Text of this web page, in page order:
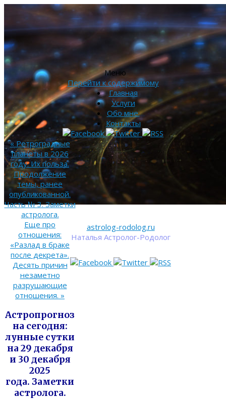
astrolog-rodolog.ru
Наталья Астролог-Родолог
Меню
Перейти к содержимому
Главная
Услуги
Обо мне.
Контакты
«Ретроградные
планеты в 2026
году. Их польза.
Продолжение
темы, ранее
опубликованной.
Часть № 3. Заметки
астролога.
Еще про
отношения:
«Разлад в браке
после декрета».
Десять причин
незаметно
разрушающие
отношения. »
Астропрогноз
на сегодня:
лунные сутки
на 29 декабря
и 30 декабря
2025
года. Заметки
астролога.